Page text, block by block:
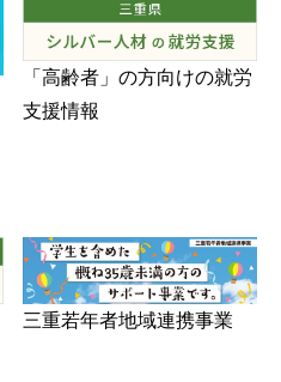
「高齢者」の方向けの就労
支援情報
三重若年者地域連携事業